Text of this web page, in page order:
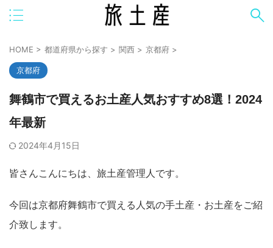
HOME > 都道府県から探す > 関西 > 京都府 >
京都府
舞鶴市で買えるお土産人気おすすめ8選！2024
年最新
2024年4月15日
皆さんこんにちは、旅土産管理人です。
今回は京都府舞鶴市で買える人気の手土産・お土産をご紹
介致します。